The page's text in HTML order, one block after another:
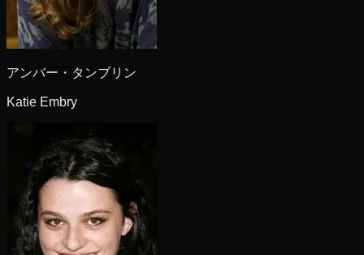
アンバー・タンブリン
Katie Embry